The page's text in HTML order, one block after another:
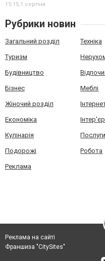
15:15,1 серпня
Рубрики новин
Загальний розділ Техніка
Туризм
Будівництво
Бізнес Меблі
Жіночий розділ
Економіка Інтер'єр
Кулінарія Послуги
Подорожі Робота
Реклама
Реклама на сайті
Франшиза "CitySites"